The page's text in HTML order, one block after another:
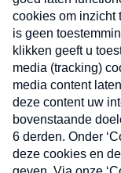
Nieuwsbrief